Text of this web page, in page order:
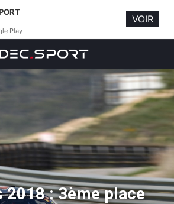
2018 : 3ème place
Play
VOIR